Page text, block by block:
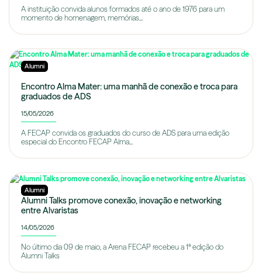
A instituição convida alunos formados até o ano de 1976 para um
momento de homenagem, memórias...
Alumni
Encontro Alma Mater: uma manhã de conexão e troca para
graduados de ADS
15/05/2026
A FECAP convida os graduados do curso de ADS para uma edição
especial do Encontro FECAP Alma...
Alumni
Alumni Talks promove conexão, inovação e networking
entre Alvaristas
14/05/2026
No último dia 09 de maio, a Arena FECAP recebeu a 1ª edição do
Alumni Talks